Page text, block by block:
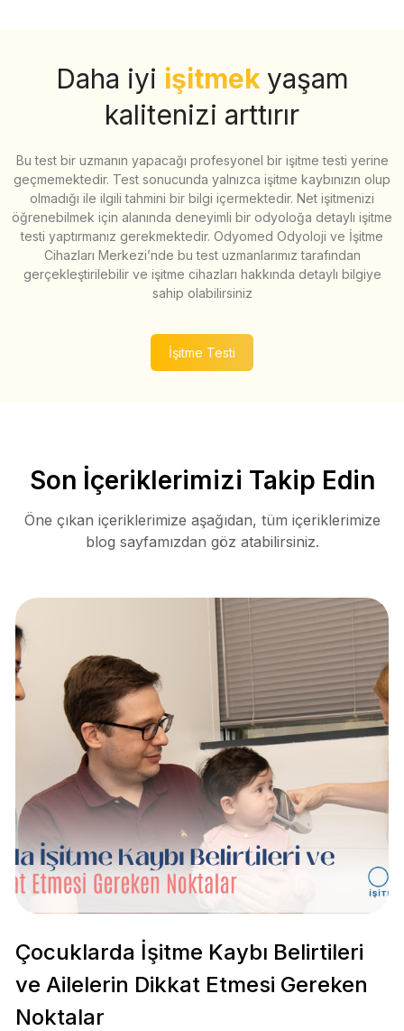
Daha iyi işitmek yaşam
kalitenizi arttırır
Bu test bir uzmanın yapacağı profesyonel bir işitme testi yerine
geçmemektedir. Test sonucunda yalnızca işitme kaybınızın olup
olmadığı ile ilgili tahmini bir bilgi içermektedir. Net işitmenizi
öğrenebilmek için alanında deneyimli bir odyoloğa detaylı işitme
testi yaptırmanız gerekmektedir. Odyomed Odyoloji ve İşitme
Cihazları Merkezi’nde bu test uzmanlarımız tarafından
gerçekleştirilebilir ve işitme cihazları hakkında detaylı bilgiye
sahip olabilirsiniz
İşitme Testi
Son İçeriklerimizi Takip Edin
Öne çıkan içeriklerimize aşağıdan, tüm içeriklerimize
blog sayfamızdan göz atabilirsiniz.
Çocuklarda İşitme Kaybı Belirtileri
ve Ailelerin Dikkat Etmesi Gereken
Noktalar